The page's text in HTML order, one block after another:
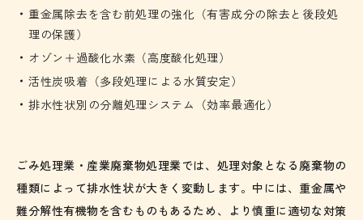
重金属除去を含む前処理の強化（有害成分の除去と後段処
理の保護）
オゾン＋過酸化水素（高度酸化処理）
活性炭吸着（多段処理による水質安定）
排水性状別の分離処理システム（効率最適化）
ごみ処理業・産業廃棄物処理業では、処理対象となる廃棄物の
種類によって排水性状が大きく変動します。中には、重金属や
難分解性有機物を含むものもあるため、より慎重に適切な対策